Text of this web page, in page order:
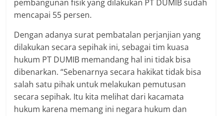
pembangunan fisik yang dilakukan PT DUMIB sudah
mencapai 55 persen.
Dengan adanya surat pembatalan perjanjian yang
dilakukan secara sepihak ini, sebagai tim kuasa
hukum PT DUMIB memandang hal ini tidak bisa
dibenarkan. “Sebenarnya secara hakikat tidak bisa
salah satu pihak untuk melakukan pemutusan
secara sepihak. Itu kita melihat dari kacamata
hukum karena memang ini negara hukum dan